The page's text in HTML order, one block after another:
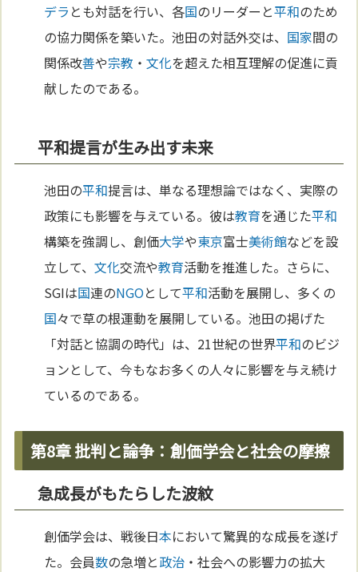
デラ とも対話を行い、各国のリーダーと平和のため
の協力関係を築いた。池田の対話外交は、 国家間の
関係改善や宗教 ・文化を超えた相互理解の促進に貢
献したのである。
平和提言が生み出す未来
池田の平和提言は、単なる理想論ではなく、実際の
政策にも影響を与えている。彼は教育を通じた平和
構築を強調し、創価大学や東京富士美術館などを設
立して、文化交流や教育活動を推進した。さらに、
SGIは国連のNGOとして平和活動を展開し、多くの
国々で草の根運動を展開している。池田の掲げた
「対話と協調の時代」は、21世紀の世界平和のビジ
ョンとして、今もなお多くの人々に影響を与え続け
ているのである。
第8章 批判と論争：創価学会と社会の摩擦
急成長がもたらした波紋
創価学会は、戦後日本において驚異的な成長を遂げ
た。会員数の急増と政治 ・社会への影響力の拡大